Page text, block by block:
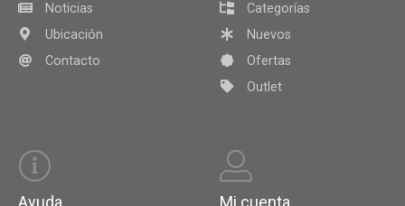
Noticias
Ubicación
Contacto
Categorías
Nuevos
Ofertas
Outlet
Ayuda Mi cuenta